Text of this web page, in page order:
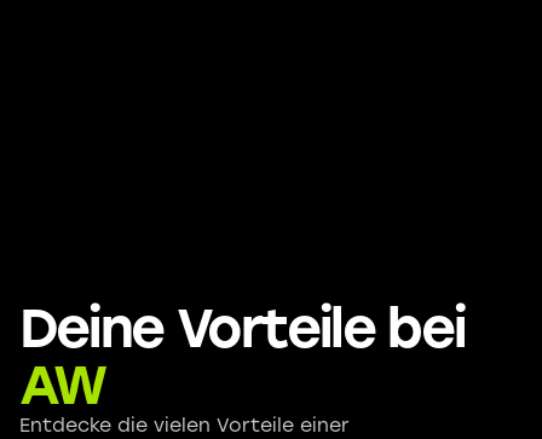
Deine Vorteile bei
AW
Entdecke die vielen Vorteile einer